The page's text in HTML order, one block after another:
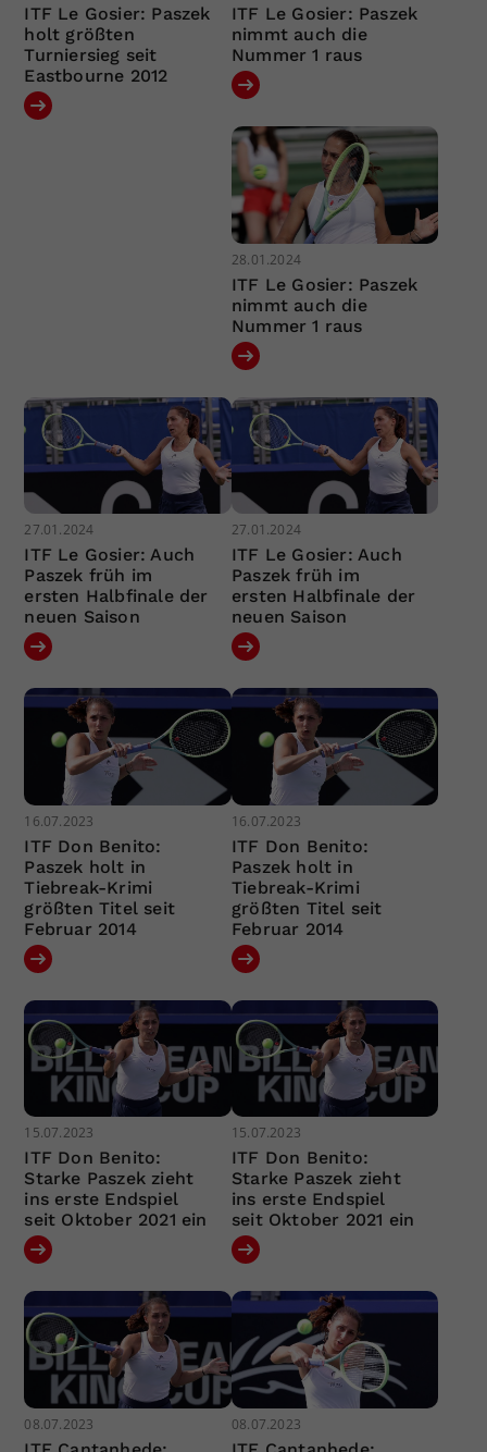
ITF Le Gosier: Paszek
holt größten
Turniersieg seit
Eastbourne 2012
ITF Le Gosier: Paszek
nimmt auch die
Nummer 1 raus
28.01.2024
ITF Le Gosier: Paszek
nimmt auch die
Nummer 1 raus
27.01.2024
ITF Le Gosier: Auch
Paszek früh im
ersten Halbfinale der
neuen Saison
27.01.2024
ITF Le Gosier: Auch
Paszek früh im
ersten Halbfinale der
neuen Saison
16.07.2023
ITF Don Benito:
Paszek holt in
Tiebreak-Krimi
größten Titel seit
Februar 2014
16.07.2023
ITF Don Benito:
Paszek holt in
Tiebreak-Krimi
größten Titel seit
Februar 2014
15.07.2023
ITF Don Benito:
Starke Paszek zieht
ins erste Endspiel
seit Oktober 2021 ein
15.07.2023
ITF Don Benito:
Starke Paszek zieht
ins erste Endspiel
seit Oktober 2021 ein
08.07.2023 08.07.2023